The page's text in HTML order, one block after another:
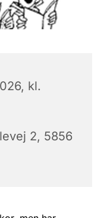
kl.
2, 5856